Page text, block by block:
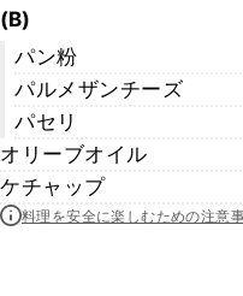
(B)
パン粉
パルメザンチーズ
パセリ
オリーブオイル
ケチャップ
料理を安全に楽しむための注意